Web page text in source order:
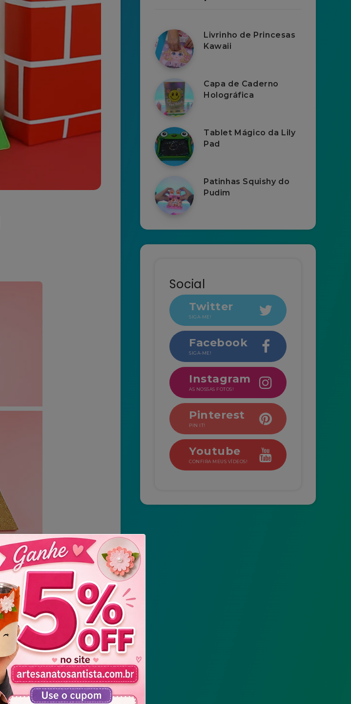
Livrinho de Princesas
Kawaii
Capa de Caderno
Holográfica
Tablet Mágico da Lily
Pad
Patinhas Squishy do
Pudim
Social
Twitter
SIGA-ME!
Facebook
SIGA-ME!
Instagram
AS NOSSAS FOTOS!
Pinterest
PIN IT!
Youtube
CONFIRA MEUS VÍDEOS!